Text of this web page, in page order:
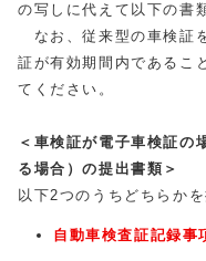
の写しに代えて以下の書
なお、従来型の車検証
証が有効期間内であるこ
てください。
＜車検証が電子車検証の
る場合）の提出書類＞
以下2つのうちどちらか
自動車検査証記録事